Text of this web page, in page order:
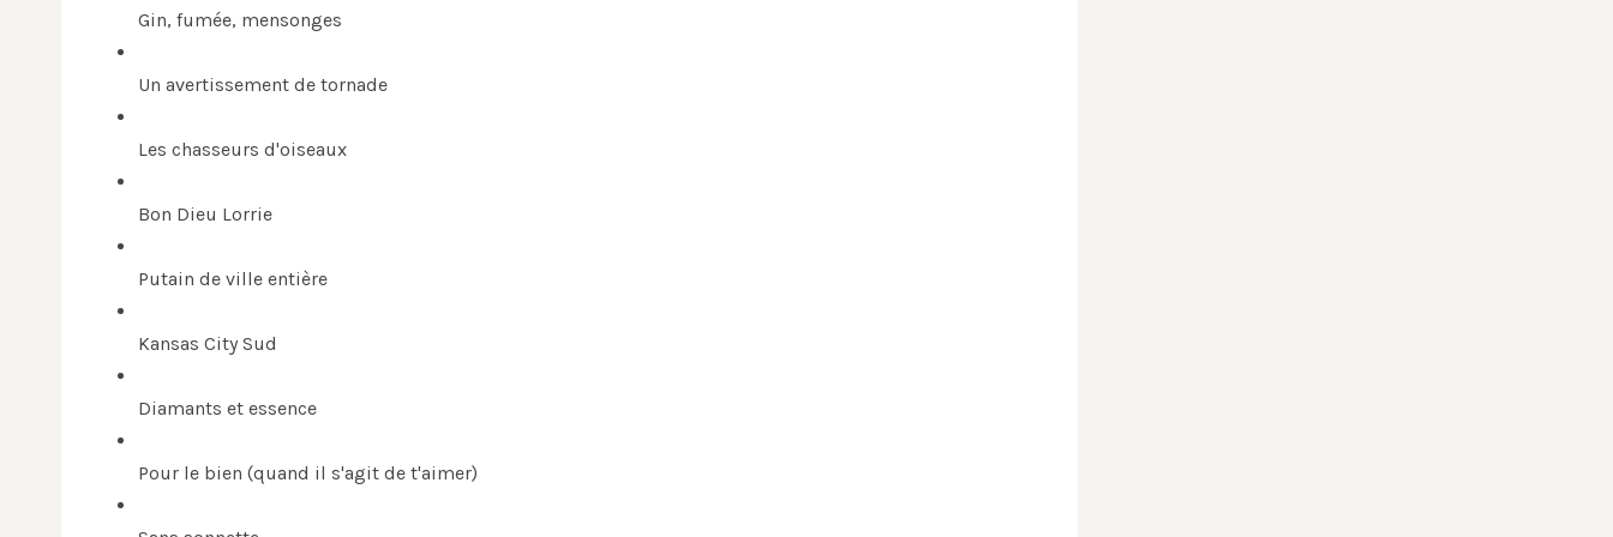
Gin, fumée, mensonges
Un avertissement de tornade
Les chasseurs d'oiseaux
Bon Dieu Lorrie
Putain de ville entière
Kansas City Sud
Diamants et essence
Pour le bien (quand il s'agit de t'aimer)